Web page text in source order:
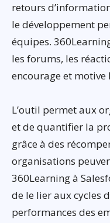
retours
le développement
équipes.
les forums, les
encourage et
L’outil permet aux
et de quantifier la
grâce à des
organisations
360Learning à
de le lier aux cycles
performances des